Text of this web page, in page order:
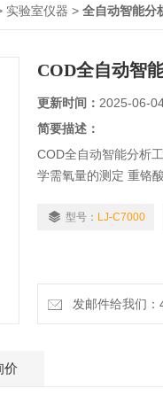
实验室仪器 > 全自动智能分
COD全自动智
更新时间： 2025-06-
简要描述：
COD全自动智能分析
学需氧量的测定 重铬
型号： LJ-C7000
发邮件给我们
价